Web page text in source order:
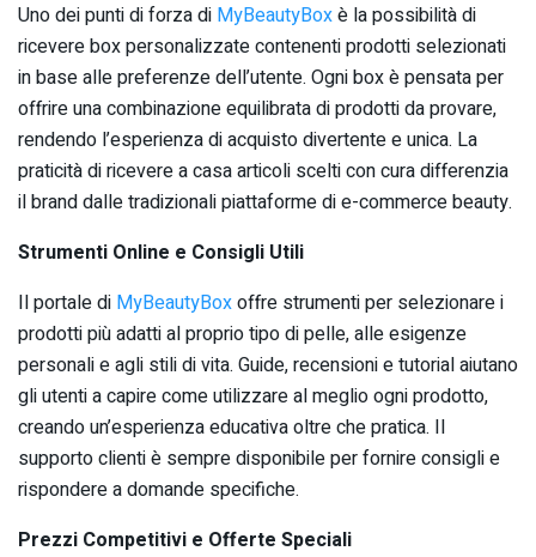
Uno dei punti di forza di MyBeautyBoxè la possibilità di
ricevere box personalizzate contenenti prodotti selezionati
in base alle preferenze dell’utente. Ogni box è pensata per
offrire una combinazione equilibrata di prodotti da provare,
rendendo l’esperienza di acquisto divertente e unica. La
praticità di ricevere a casa articoli scelti con cura differenzia
il brand dalle tradizionali piattaforme di e-commerce beauty.
Strumenti Online e Consigli Utili
Il portale di MyBeautyBoxoffre strumenti per selezionare i
prodotti più adatti al proprio tipo di pelle, alle esigenze
personali e agli stili di vita. Guide, recensioni e tutorial aiutano
gli utenti a capire come utilizzare al meglio ogni prodotto,
creando un’esperienza educativa oltre che pratica. Il
supporto clienti è sempre disponibile per fornire consigli e
rispondere a domande specifiche.
Prezzi Competitivi e Offerte Speciali